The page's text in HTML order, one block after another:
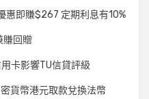
惠即賺$267 定期利息有10%
賺回贈
卡影響TU信貸評級
貨幣港元取款兌換法幣